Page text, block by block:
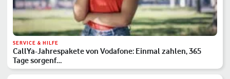
SERVICE & HILFE
CallYa-Jahrespakete von Vodafone: Einmal zahlen, 365
Tage sorgenf…